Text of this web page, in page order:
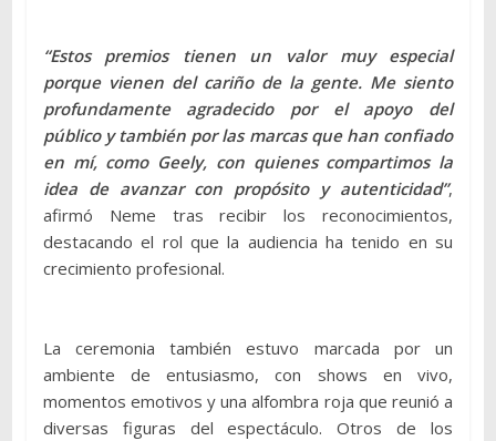
“Estos premios tienen un valor muy especial
porque vienen del cariño de la gente. Me siento
profundamente agradecido por el apoyo del
público y también por las marcas que han confiado
en mí, como Geely, con quienes compartimos la
idea de avanzar con propósito y autenticidad”,
afirmó Neme tras recibir los reconocimientos,
destacando el rol que la audiencia ha tenido en su
crecimiento profesional.
La ceremonia también estuvo marcada por un
ambiente de entusiasmo, con shows en vivo,
momentos emotivos y una alfombra roja que reunió a
diversas figuras del espectáculo. Otros de los